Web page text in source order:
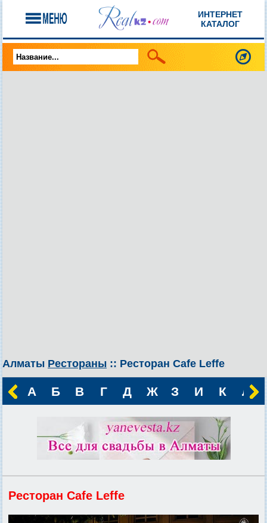
ИНТЕРНЕТ
КАТАЛОГ
Алматы Рестораны :: Ресторан Cafe Leffe
А Б В Г Д Ж З И К Л
Ресторан Cafe Leffe